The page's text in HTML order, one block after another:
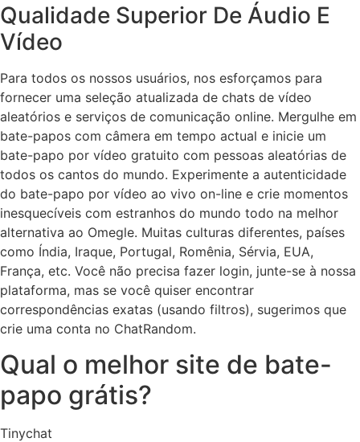
Qualidade Superior De Áudio E
Vídeo
Para todos os nossos usuários, nos esforçamos para
fornecer uma seleção atualizada de chats de vídeo
aleatórios e serviços de comunicação online. Mergulhe em
bate-papos com câmera em tempo actual e inicie um
bate-papo por vídeo gratuito com pessoas aleatórias de
todos os cantos do mundo. Experimente a autenticidade
do bate-papo por vídeo ao vivo on-line e crie momentos
inesquecíveis com estranhos do mundo todo na melhor
alternativa ao Omegle. Muitas culturas diferentes, países
como Índia, Iraque, Portugal, Romênia, Sérvia, EUA,
França, etc. Você não precisa fazer login, junte-se à nossa
plataforma, mas se você quiser encontrar
correspondências exatas (usando filtros), sugerimos que
crie uma conta no ChatRandom.
Qual o melhor site de bate-
papo grátis?
Tinychat